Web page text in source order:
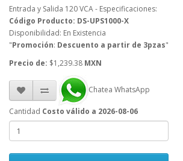
Entrada y Salida 120 VCA - Especificaciones:
Código Producto: DS-UPS1000-X
Disponibilidad: En Existencia
"Promoción: Descuento a partir de 3pzas"
Precio de: $1,239.38 MXN
Chatea WhatsApp
Cantidad Costo válido a 2026-08-06